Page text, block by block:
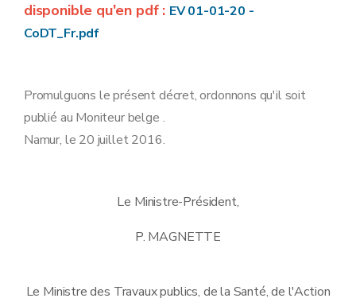
disponible qu'en pdf : EV 01-01-20 -
CoDT_Fr.pdf
Promulguons le présent décret, ordonnons qu'il soit
publié au Moniteur belge .
Namur, le 20 juillet 2016.
Le Ministre-Président,
P. MAGNETTE
Le Ministre des Travaux publics, de la Santé, de l'Action